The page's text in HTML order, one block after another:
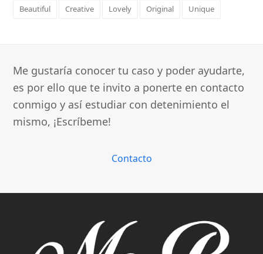
Beautiful Creative Lovely Original Unique
Me gustaría conocer tu caso y poder ayudarte,
es por ello que te invito a ponerte en contacto
conmigo y así estudiar con detenimiento el
mismo, ¡Escríbeme!
Contacto